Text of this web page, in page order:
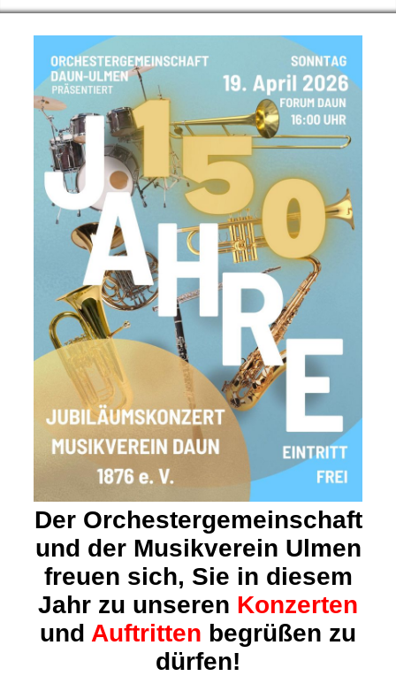
Der Orchestergemeinschaft
und der Musikverein Ulmen
freuen sich, Sie in diesem
Jahr zu unseren Konzerten
und Auftritten begrüßen zu
dürfen!